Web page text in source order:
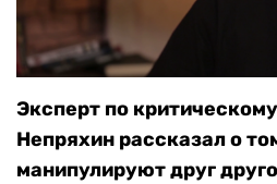
Эксперт по
Непряхин рассказал о
манипулируют друг